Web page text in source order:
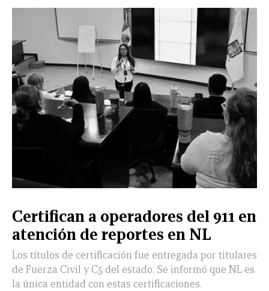
Certifican a operadores del 911 en
atención de reportes en NL
Los títulos de certificación fue entregada por titulares
de Fuerza Civil y C5 del estado. Se informó que NL es
la única entidad con estas certificaciones.